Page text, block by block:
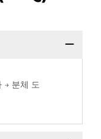
→ 분체 도